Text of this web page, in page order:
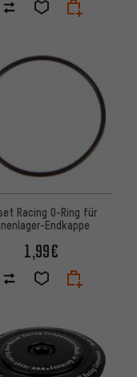
Racing O-Ring für
Endkappe
1,99€